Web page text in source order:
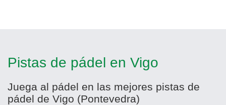
Pistas de pádel en Vigo
Juega al pádel en las mejores pistas de
pádel de Vigo (Pontevedra)